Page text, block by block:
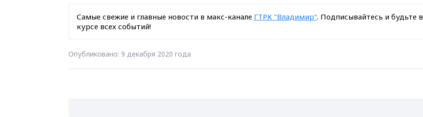
Самые свежие и главные новости в макс-канале ГТРК "Владимир". Подписывайтесь и будьте в
курсе всех событий!
Опубликовано: 9 декабря 2020 года